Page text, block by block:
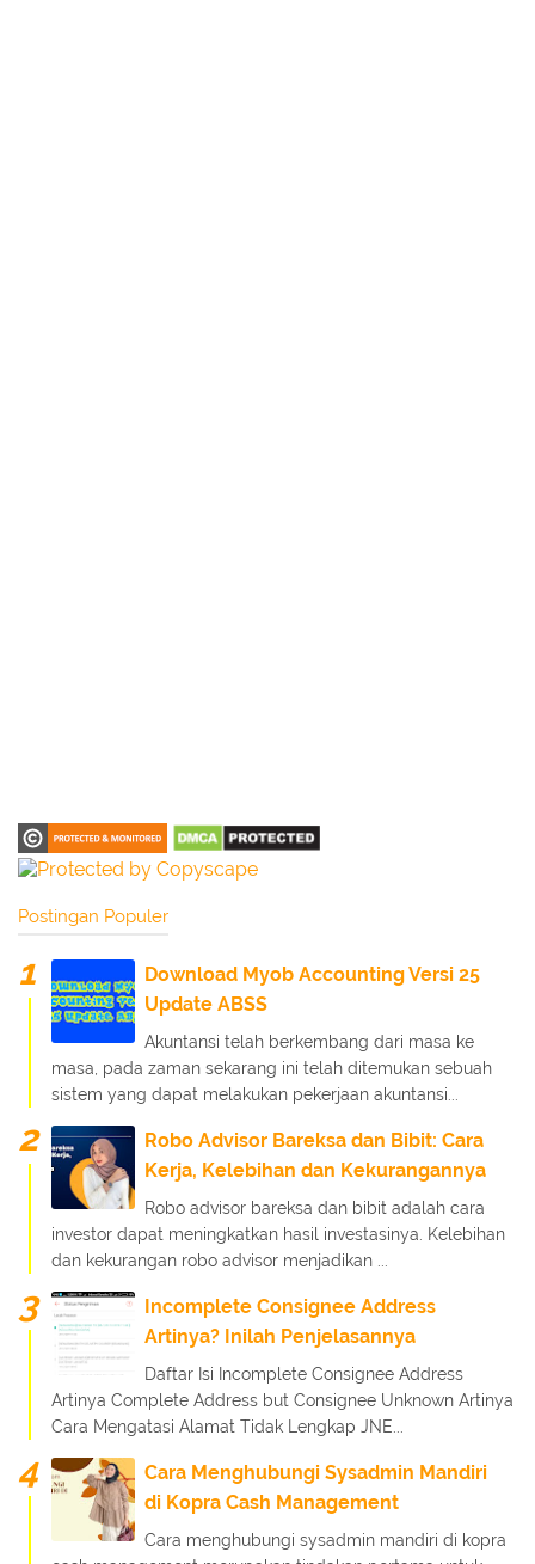
Postingan Populer
Download Myob Accounting Versi 25
Update ABSS
Akuntansi telah berkembang dari masa ke
masa, pada zaman sekarang ini telah ditemukan sebuah
sistem yang dapat melakukan pekerjaan akuntansi...
Robo Advisor Bareksa dan Bibit: Cara
Kerja, Kelebihan dan Kekurangannya
Robo advisor bareksa dan bibit adalah cara
investor dapat meningkatkan hasil investasinya. Kelebihan
dan kekurangan robo advisor menjadikan ...
Incomplete Consignee Address
Artinya? Inilah Penjelasannya
Daftar Isi Incomplete Consignee Address
Artinya Complete Address but Consignee Unknown Artinya
Cara Mengatasi Alamat Tidak Lengkap JNE...
Cara Menghubungi Sysadmin Mandiri
di Kopra Cash Management
Cara menghubungi sysadmin mandiri di kopra